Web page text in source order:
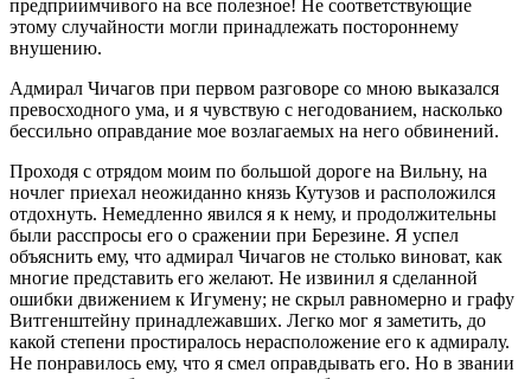
предприимчивого на все полезное! Не соответствующие
этому случайности могли принадлежать постороннему
внушению.
Адмирал Чичагов при первом разговоре со мною выказался
превосходного ума, и я чувствую с негодованием, насколько
бессильно оправдание мое возлагаемых на него обвинений.
Проходя с отрядом моим по большой дороге на Вильну, на
ночлег приехал неожиданно князь Кутузов и расположился
отдохнуть. Немедленно явился я к нему, и продолжительны
были расспросы его о сражении при Березине. Я успел
объяснить ему, что адмирал Чичагов не столько виноват, как
многие представить его желают. Не извинил я сделанной
ошибки движением к Игумену; не скрыл равномерно и графу
Витгенштейну принадлежавших. Легко мог я заметить, до
какой степени простиралось нерасположение его к адмиралу.
Не понравилось ему, что я смел оправдывать его. Но в звании